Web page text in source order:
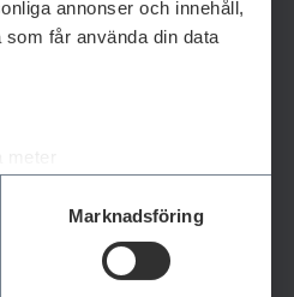
annonser och innehåll,
får använda din data
. Du kan ändra
Marknadsföring